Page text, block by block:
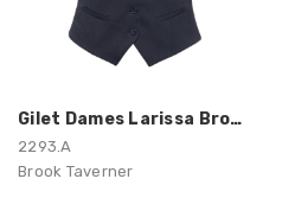
Gilet Dames Larissa Brook Taverner
2293.A
Brook Taverner